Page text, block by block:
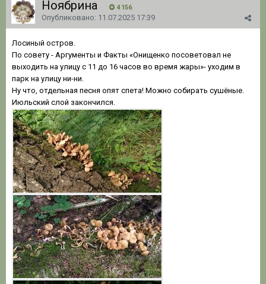
Ноябрина 4 156
Опубликовано: 11.07.2025 17:39
Лосиный остров.
По совету - Аргументы и Факты «Онищенко посоветовал не
выходить на улицу с 11 до 16 часов во время жары»- уходим в
парк на улицу ни-ни.
Ну что, отдельная песня опят спета! Можно собирать сушёные.
Июльский слой закончился.